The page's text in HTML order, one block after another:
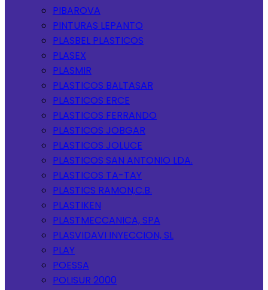
PIBAROVA
PINTURAS LEPANTO
PLASBEL PLASTICOS
PLASEX
PLASMIR
PLASTICOS BALTASAR
PLASTICOS ERCE
PLASTICOS FERRANDO
PLASTICOS JOBGAR
PLASTICOS JOLUCE
PLASTICOS SAN ANTONIO LDA.
PLASTICOS TA-TAY
PLASTICS RAMON,C.B.
PLASTIKEN
PLASTMECCANICA, SPA
PLASVIDAVI INYECCION, SL
PLAY
POESSA
POLISUR 2000